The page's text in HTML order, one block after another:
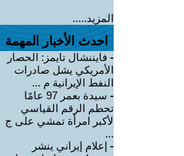
المزيد.....
احدث الأخبار المهمة
- فايننشال تايمز: الحصار
الأمريكي يشل صادرات
النفط الإيرانية م ...
-
سيدة بعمر 97 عامًا
تحطم الرقم القياسي
لأكبر امرأة تمشي على ج
...
- إعلام إيراني ينشر